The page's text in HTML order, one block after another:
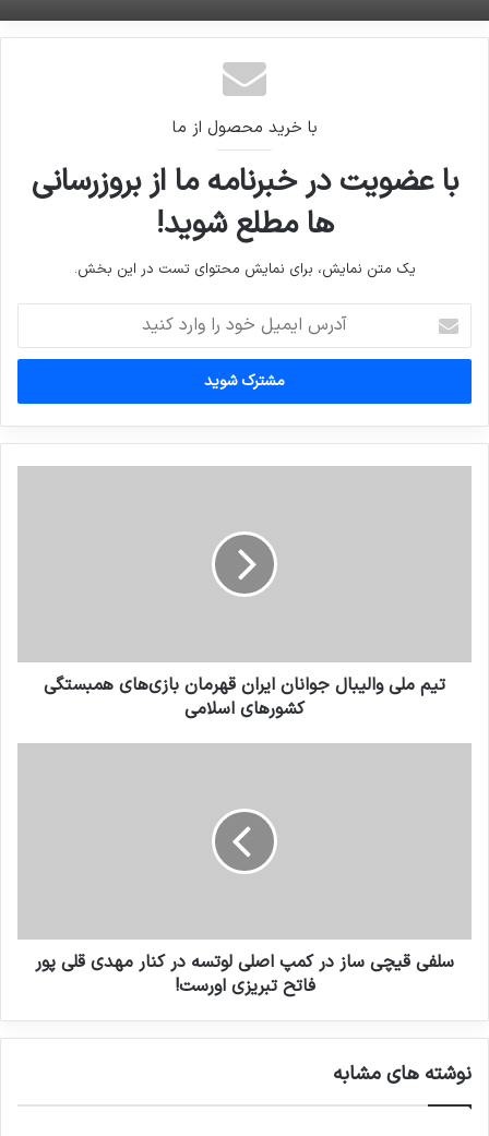
با خرید محصول از ما
با عضویت در خبرنامه ما از بروزرسانی
ها مطلع شوید!
یک متن نمایش، برای نمایش محتوای تست در این بخش.
ایمیل
خود
وارد
کنید
تیم ملی والیبال جوانان ایران قهرمان بازی‌های همبستگی
کشورهای اسلامی
سلفی قیچی ساز در کمپ اصلی لوتسه در کنار مهدی قلی پور
فاتح تبریزی اورست!
نوشته های مشابه